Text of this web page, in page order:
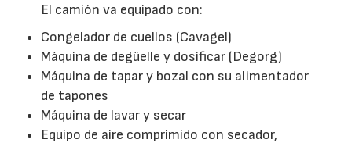
El camión va equipado con:
Congelador de cuellos (Cavagel)
Máquina de degüelle y dosificar (Degorg)
Máquina de tapar y bozal con su alimentador
de tapones
Máquina de lavar y secar
Equipo de aire comprimido con secador,